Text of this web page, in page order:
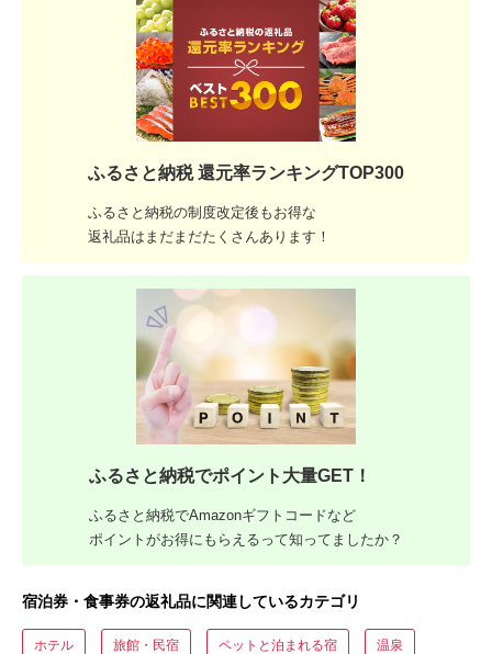
ふるさと納税 還元率ランキングTOP300
ふるさと納税の制度改定後もお得な
返礼品はまだまだたくさんあります！
ふるさと納税でポイント大量GET！
ふるさと納税でAmazonギフトコードなど
ポイントがお得にもらえるって知ってましたか？
宿泊券・食事券の返礼品に関連しているカテゴリ
ホテル 旅館・民宿 ペットと泊まれる宿 温泉